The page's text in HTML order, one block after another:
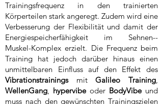
Trainingsfrequenz in den trainierten
Körperteilen stark angeregt. Zudem wird eine
Verbesserung der Flexibilität und damit der
Energiespeicherfähigkeit im Sehnen-­
Muskel-­Komplex erzielt. Die Frequenz beim
Training hat jedoch darüber hinaus einen
unmittelbaren Einfluss auf den Effekt des
VibrationstrainingsmitGalileo Training,
WellenGang, hypervibeoder BodyVibeund
muss nach den gewünschten Trainingszielen